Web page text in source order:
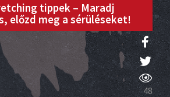
tippek – Maradj
előzd meg a sérüléseket!
48